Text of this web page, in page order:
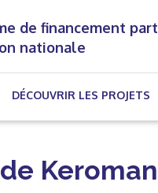
de financement
nationale
DÉCOUVRIR LES PROJETS
Keroman